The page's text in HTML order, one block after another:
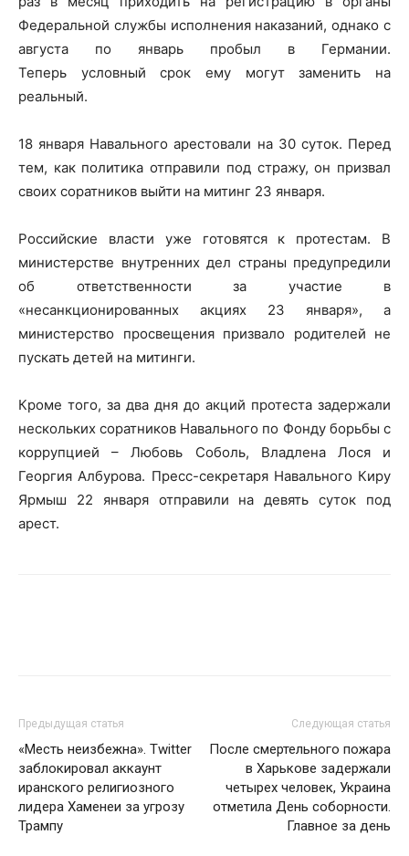
Федеральной службы исполнения наказаний, однако с
августа по январь пробыл в Германии.
Теперь условный срок ему могут заменить на
реальный.
18 января Навального арестовали на 30 суток. Перед
тем, как политика отправили под стражу, он призвал
своих соратников выйти на митинг 23 января.
Российские власти уже готовятся к протестам. В
министерстве внутренних дел страны предупредили
об ответственности за участие в
«несанкционированных акциях 23 января», а
министерство просвещения призвало родителей не
пускать детей на митинги.
Кроме того, за два дня до акций протеста задержали
нескольких соратников Навального по Фонду борьбы с
коррупцией – Любовь Соболь, Владлена Лося и
Георгия Албурова. Пресс-секретаря Навального Киру
Ярмыш 22 января отправили на девять суток под
арест.
Предыдущая статья
«Месть неизбежна». Twitter
заблокировал аккаунт
иранского религиозного
лидера Хаменеи за угрозу
Трампу
Следующая статья
После смертельного пожара
в Харькове задержали
четырех человек, Украина
отметила День соборности.
Главное за день